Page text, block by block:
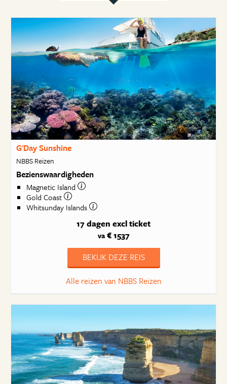
G'Day Sunshine
NBBS Reizen
Bezienswaardigheden
Magnetic Island
Gold Coast
Whitsunday Islands
17 dagen excl ticket
va€ 1537
BEKIJK DEZE REIS
Alle reizen van NBBS Reizen